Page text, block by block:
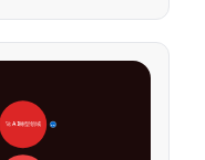
🚀 AI轉型領域 28